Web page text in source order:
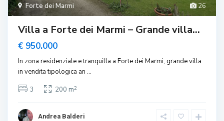
26
Forte dei Marmi
Villa a Forte dei Marmi – Grande villa...
€ 950.000
In zona residenziale e tranquilla a Forte dei Marmi, grande villa
in vendita tipologica an...
3
200 m2
Andrea Balderi